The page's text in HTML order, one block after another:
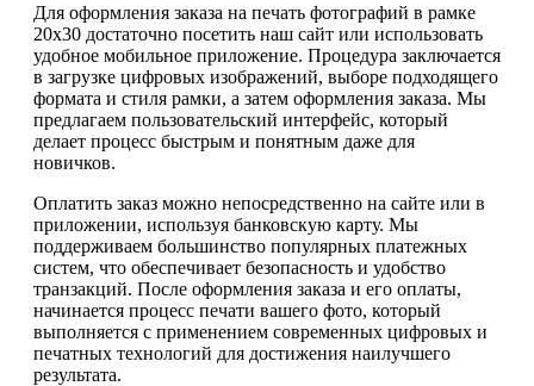
Для оформления заказа на печать фотографий в рамке
20х30 достаточно посетить наш сайт или использовать
удобное мобильное приложение. Процедура заключается
в загрузке цифровых изображений, выборе подходящего
формата и стиля рамки, а затем оформления заказа. Мы
предлагаем пользовательский интерфейс, который
делает процесс быстрым и понятным даже для
новичков.
Оплатить заказ можно непосредственно на сайте или в
приложении, используя банковскую карту. Мы
поддерживаем большинство популярных платежных
систем, что обеспечивает безопасность и удобство
транзакций. После оформления заказа и его оплаты,
начинается процесс печати вашего фото, который
выполняется с применением современных цифровых и
печатных технологий для достижения наилучшего
результата.